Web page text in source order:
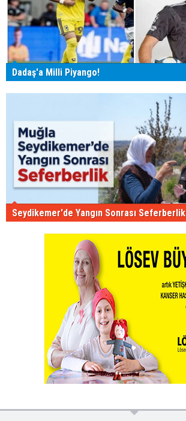
Dadaş'a Milli Piyango!
Seydikemer'de Yangın Sonrası Seferberlik